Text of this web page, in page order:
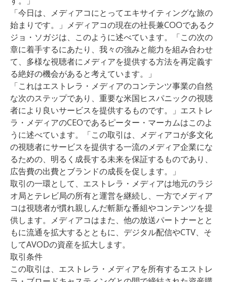
「今日は、メディアコにとってエキサイティングな旅の
始まりです。」メディアコの現在の社長兼COOであるク
ジョ・ソガジは、このように述べています。「この次の
章に着手するにあたり、我々の強みと能力を組み合わせ
て、多様な視聴者にメディアを提供する方法を再定義す
る絶好の機会があると考えています。」
「これはエストレラ・メディアのコンテンツ事業の自然
な次のステップであり、重要な米国ヒスパニックの視聴
者により良いサービスを提供するものです。」エストレ
ラ・メディアのCEOであるピーター・マーカムはこのよ
うに述べています。「この取引は、メディアコが多文化
の視聴者にサービスを提供する一流のメディア企業にな
るための、明るく成長する未来を保証するものであり、
広告費の出費とブランドの成長を促します。」
取引の一環として、エストレラ・メディアは地元のラジ
オ局とテレビ局の所有と運営を継続し、一方でメディア
コは視聴者が慣れ親しんだ斬新な番組やコンテンツを提
供します。メディアコはまた、他の放送パートナーとと
もに流通を拡大するとともに、デジタル配信やCTV、そ
してAVODの資産を拡大します。
取引条件
この取引は、エストレラ・メディアを所有するエストレ